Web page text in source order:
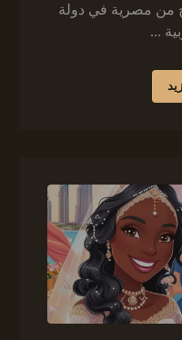
من مصرية في دولة
...